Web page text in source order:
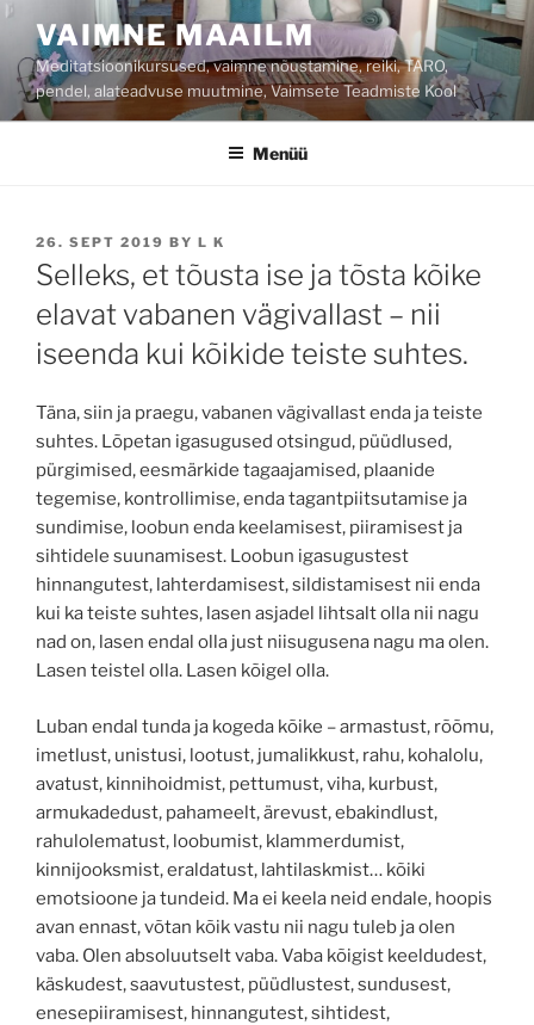
Liigu
juurde
VAIMNE MAAILM
Meditatsioonikursused, vaimne nõustamine, reiki, TARO,
pendel, alateadvuse muutmine, Vaimsete Teadmiste Kool
Menüü
POSTED
ON
26. SEPT 2019 BY L K
Selleks, et tõusta ise ja tõsta kõike
elavat vabanen vägivallast – nii
iseenda kui kõikide teiste suhtes.
Täna, siin ja praegu, vabanen vägivallast enda ja teiste
suhtes. Lõpetan igasugused otsingud, püüdlused,
pürgimised, eesmärkide tagaajamised, plaanide
tegemise, kontrollimise, enda tagantpiitsutamise ja
sundimise, loobun enda keelamisest, piiramisest ja
sihtidele suunamisest. Loobun igasugustest
hinnangutest, lahterdamisest, sildistamisest nii enda
kui ka teiste suhtes, lasen asjadel lihtsalt olla nii nagu
nad on, lasen endal olla just niisugusena nagu ma olen.
Lasen teistel olla. Lasen kõigel olla.
Luban endal tunda ja kogeda kõike – armastust, rõõmu,
imetlust, unistusi, lootust, jumalikkust, rahu, kohalolu,
avatust, kinnihoidmist, pettumust, viha, kurbust,
armukadedust, pahameelt, ärevust, ebakindlust,
rahulolematust, loobumist, klammerdumist,
kinnijooksmist, eraldatust, lahtilaskmist… kõiki
emotsioone ja tundeid. Ma ei keela neid endale, hoopis
avan ennast, võtan kõik vastu nii nagu tuleb ja olen
vaba. Olen absoluutselt vaba. Vaba kõigist keeldudest,
käskudest, saavutustest, püüdlustest, sundusest,
enesepiiramisest, hinnangutest, sihtidest,